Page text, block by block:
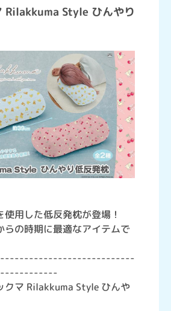
Rilakkuma Style ひんやり
用した低反発枕が登場！
らの時期に最適なアイテムで
クマ Rilakkuma Style ひんや